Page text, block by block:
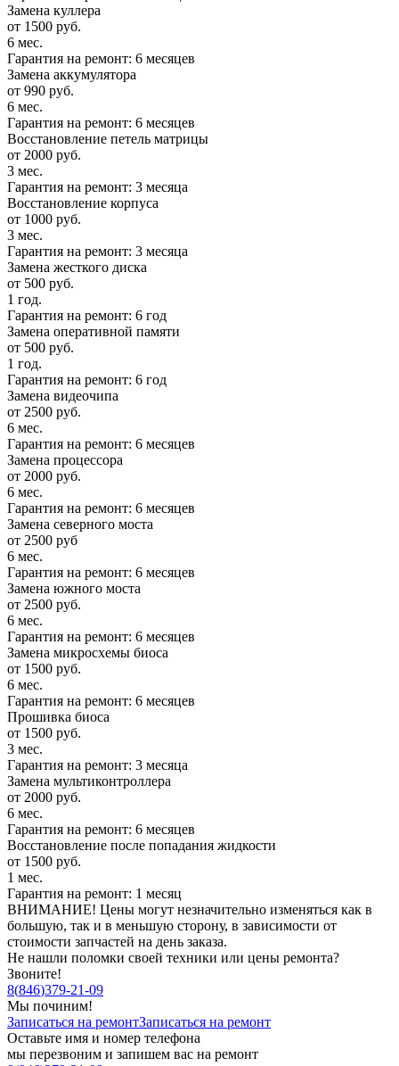
Замена куллера
от 1500 руб.
6 мес.
Гарантия на ремонт: 6 месяцев
Замена аккумулятора
от 990 руб.
6 мес.
Гарантия на ремонт: 6 месяцев
Восстановление петель матрицы
от 2000 руб.
3 мес.
Гарантия на ремонт: 3 месяца
Восстановление корпуса
от 1000 руб.
3 мес.
Гарантия на ремонт: 3 месяца
Замена жесткого диска
от 500 руб.
1 год.
Гарантия на ремонт: 6 год
Замена оперативной памяти
от 500 руб.
1 год.
Гарантия на ремонт: 6 год
Замена видеочипа
от 2500 руб.
6 мес.
Гарантия на ремонт: 6 месяцев
Замена процессора
от 2000 руб.
6 мес.
Гарантия на ремонт: 6 месяцев
Замена северного моста
от 2500 руб
6 мес.
Гарантия на ремонт: 6 месяцев
Замена южного моста
от 2500 руб.
6 мес.
Гарантия на ремонт: 6 месяцев
Замена микросхемы биоса
от 1500 руб.
6 мес.
Гарантия на ремонт: 6 месяцев
Прошивка биоса
от 1500 руб.
3 мес.
Гарантия на ремонт: 3 месяца
Замена мультиконтроллера
от 2000 руб.
6 мес.
Гарантия на ремонт: 6 месяцев
Восстановление после попадания жидкости
от 1500 руб.
1 мес.
Гарантия на ремонт: 1 месяц
ВНИМАНИЕ! Цены могут незначительно изменяться как в
большую, так и в меньшую сторону, в зависимости от
стоимости запчастей на день заказа.
Не нашли поломки своей техники или цены ремонта?
Звоните!
8(846)379-21-09
Мы починим!
Записаться на ремонтЗаписаться на ремонт
Оставьте имя и номер телефона
мы перезвоним и запишем вас на ремонт